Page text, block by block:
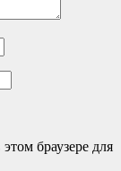
браузере для